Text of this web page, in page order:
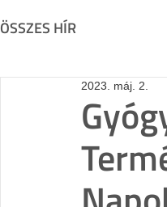
ÖSSZES HÍR
2023. máj. 2.